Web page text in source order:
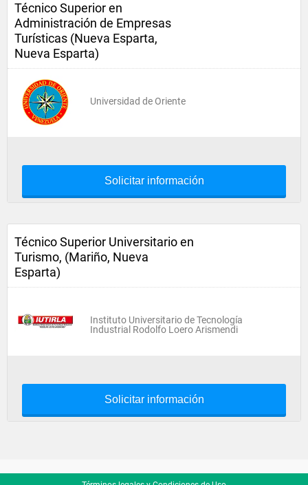
Técnico Superior en
Administración de Empresas
Turísticas (Nueva Esparta,
Nueva Esparta)
Universidad de Oriente
Solicitar información
Técnico Superior Universitario en
Turismo, (Mariño, Nueva
Esparta)
Instituto Universitario de Tecnología
Industrial Rodolfo Loero Arismendi
Solicitar información